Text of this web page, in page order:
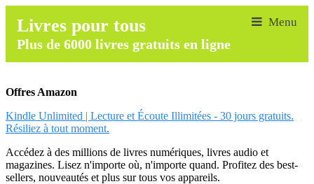
Livres pour tous
Plus de 6000 livres gratuits en ligne
Offres Amazon
Kindle Unlimited | Lecture et Écoute Illimitées - 30 jours gratuits.
Résiliez à tout moment.
Accédez à des millions de livres numériques, livres audio et
magazines. Lisez n'importe où, n'importe quand. Profitez des best-
sellers, nouveautés et plus sur tous vos appareils.